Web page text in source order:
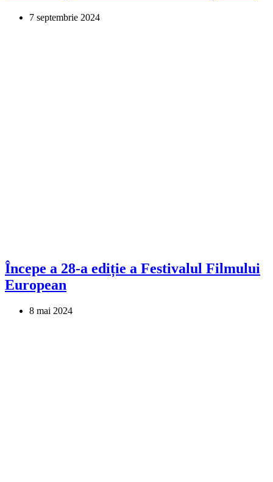
7 septembrie 2024
Începe a 28-a ediție a Festivalul Filmului
European
8 mai 2024